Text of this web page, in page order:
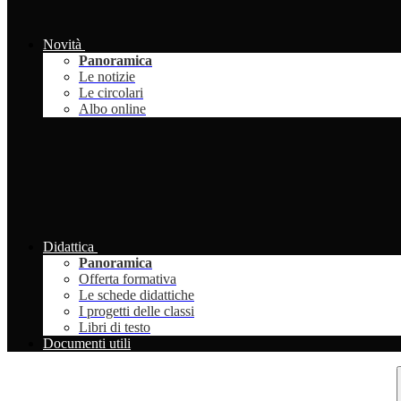
Novità
Panoramica
Le notizie
Le circolari
Albo online
Didattica
Panoramica
Offerta formativa
Le schede didattiche
I progetti delle classi
Libri di testo
Documenti utili